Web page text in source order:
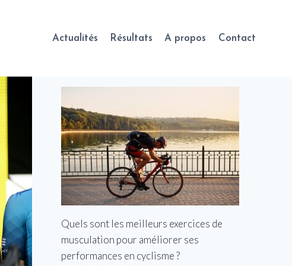
Actualités Résultats A propos Contact
Quels sont les meilleurs exercices de
musculation pour améliorer ses
performances en cyclisme ?